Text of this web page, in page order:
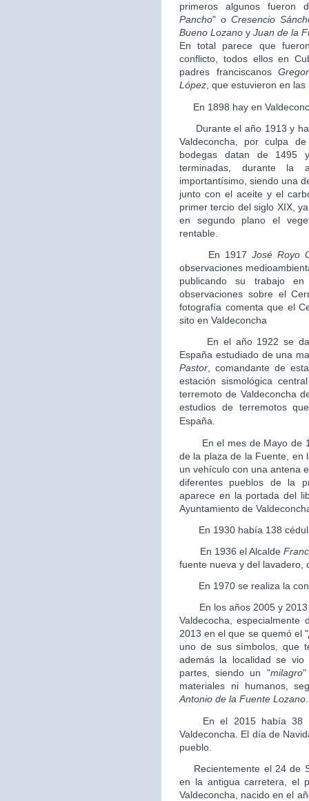
primeros algunos fueron
Pancho" o Cresencio
Bueno Lozano y Juan de la
En total parece que
conflicto, todos ellos en
padres franciscanos
López, que estuvieron en las
En 1898 hay en
Durante el año 1913 y
Valdeconcha, por culpa
bodegas datan de 1495
terminadas, durante la
importantísimo, siendo una
junto con el aceite y el
primer tercio del siglo XIX,
en segundo plano el
rentable.
En 1917 José Royo
observaciones
publicando su trabajo
observaciones sobre el
fotografía comenta que el
sito en Valdeconcha
En el año 1922 se data
España estudiado de una
Pastor, comandante de
estación sismológica
terremoto de Valdeconcha
estudios de terremotos
España.
En el mes de Mayo de
de la plaza de la Fuente, en
un vehículo con una antena
diferentes pueblos de la
aparece en la portada del
Ayuntamiento de
En 1930 había 138
En 1936 el Alcalde
fuente nueva y del lavadero,
En 1970 se realiza la
En los años 2005 y 2013
Valdecocha,
2013 en el que se quemó el "
uno de sus símbolos, que
además la localidad se
partes, siendo un "milagro"
materiales ni humanos,
Antonio de la Fuente Lozano.
En el 2015 había 38
Valdeconcha. El día de
pueblo.
Recientemente el 24 de
en la antigua carretera, el
Valdeconcha, nacido en el